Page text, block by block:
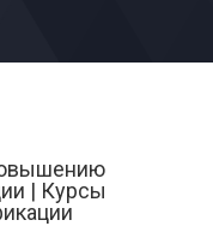
| Курсы